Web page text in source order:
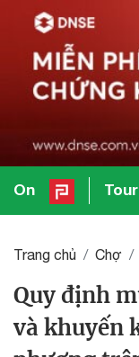
On Tour
Trang chủ Chợ
Quy định
và khuyến